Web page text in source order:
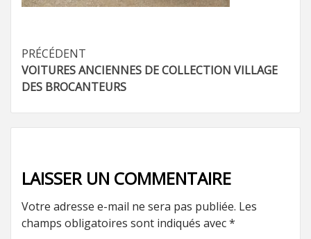
Navigation
d’article
PRÉCÉDENT
VOITURES ANCIENNES DE COLLECTION VILLAGE
DES BROCANTEURS
LAISSER UN COMMENTAIRE
Votre adresse e-mail ne sera pas publiée. Les
champs obligatoires sont indiqués avec*